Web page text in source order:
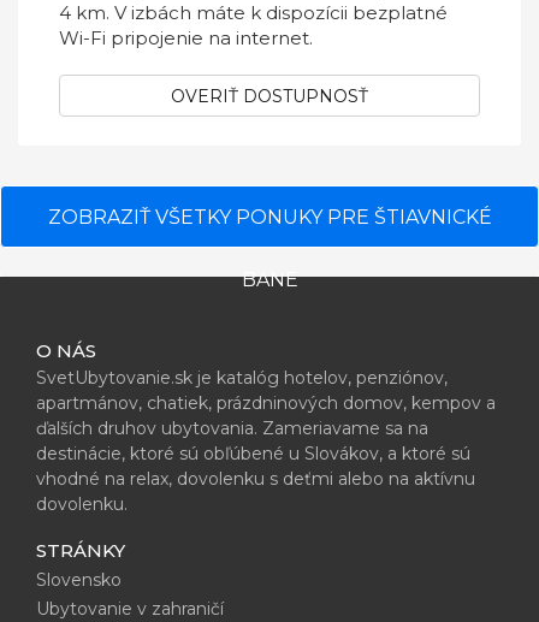
4 km. V izbách máte k dispozícii bezplatné
Wi-Fi pripojenie na internet.
OVERIŤ DOSTUPNOSŤ
ZOBRAZIŤ VŠETKY PONUKY PRE ŠTIAVNICKÉ
BANE
O NÁS
SvetUbytovanie.sk je katalóg hotelov, penziónov,
apartmánov, chatiek, prázdninových domov, kempov a
ďalších druhov ubytovania. Zameriavame sa na
destinácie, ktoré sú obľúbené u Slovákov, a ktoré sú
vhodné na relax, dovolenku s deťmi alebo na aktívnu
dovolenku.
STRÁNKY
Slovensko
Ubytovanie v zahraničí